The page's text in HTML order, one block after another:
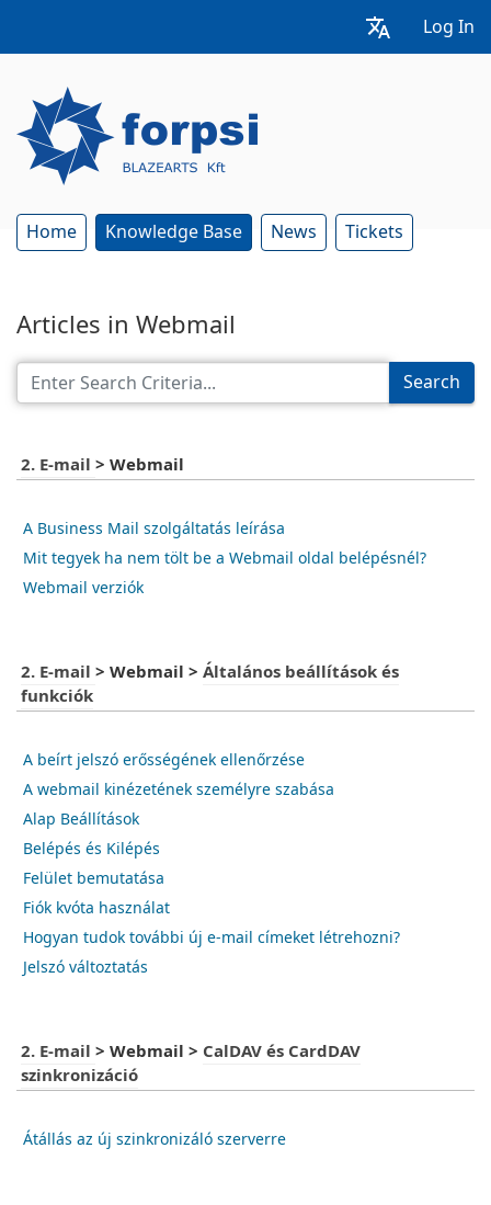
Log In
Home Knowledge Base News Tickets
Articles in Webmail
Search
2. E-mail > Webmail
A Business Mail szolgáltatás leírása
Mit tegyek ha nem tölt be a Webmail oldal belépésnél?
Webmail verziók
2. E-mail > Webmail > Általános beállítások és
funkciók
A beírt jelszó erősségének ellenőrzése
A webmail kinézetének személyre szabása
Alap Beállítások
Belépés és Kilépés
Felület bemutatása
Fiók kvóta használat
Hogyan tudok további új e-mail címeket létrehozni?
Jelszó változtatás
2. E-mail > Webmail > CalDAV és CardDAV
szinkronizáció
Átállás az új szinkronizáló szerverre